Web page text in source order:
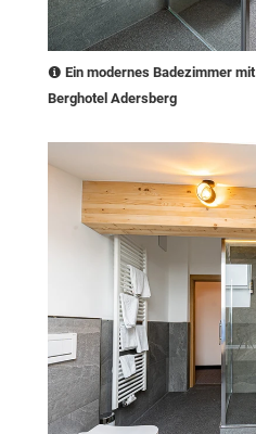
Ein modernes Badezimmer
Berghotel Adersberg